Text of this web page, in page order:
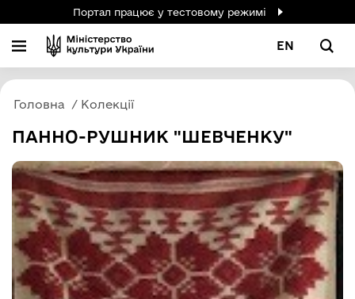
Портал працює у тестовому режимі
EN
Головна Колекції
ПАННО-РУШНИК "ШЕВЧЕНКУ"